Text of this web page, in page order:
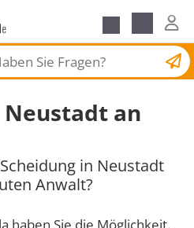
Scheidungsantrag
Neustadt an
in Neustadt
Anwalt?
haben Sie die Möglichkeit,